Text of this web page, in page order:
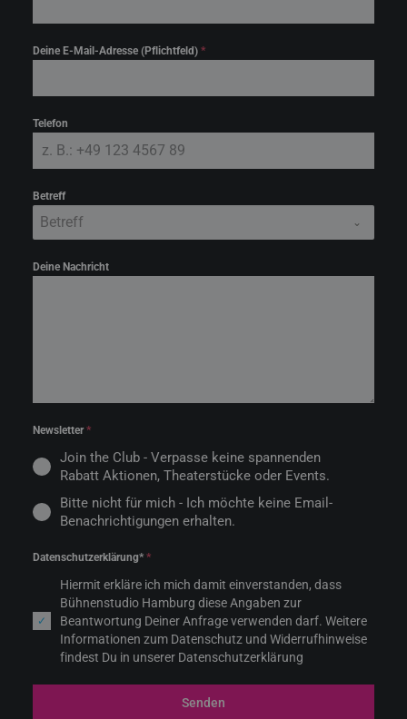
Deine E-Mail-Adresse (Pflichtfeld) *
Telefon
Betreff
Betreff
Deine Nachricht
Newsletter*
Join the Club - Verpasse keine spannenden
Rabatt Aktionen, Theaterstücke oder Events.
Bitte nicht für mich - Ich möchte keine Email-
Benachrichtigungen erhalten.
Datenschutzerklärung* *
Hiermit erkläre ich mich damit einverstanden, dass
Bühnenstudio Hamburg diese Angaben zur
Beantwortung Deiner Anfrage verwenden darf. Weitere
Informationen zum Datenschutz und Widerrufhinweise
findest Du in unserer Datenschutzerklärung
Senden